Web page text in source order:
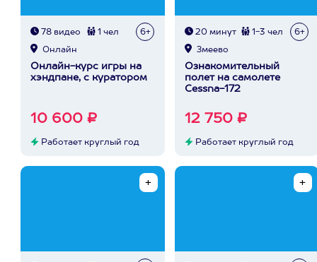
78 видео 1 чел 6+
Онлайн
Онлайн-курс игры на
хэндпане, с куратором
10 600 ₽
Работает круглый год
20 минут 1-3 чел 6+
Змеево
Ознакомительный
полет на самолете
Cessna-172
12 750 ₽
Работает круглый год